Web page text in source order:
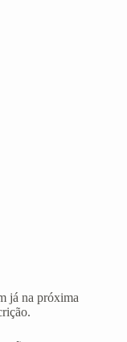
já na próxima